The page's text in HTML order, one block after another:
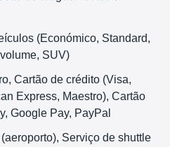
(Económico, Standard,
SUV)
Cartão de crédito (Visa,
Express, Maestro), Cartão
Google Pay, PayPal
Serviço de shuttle